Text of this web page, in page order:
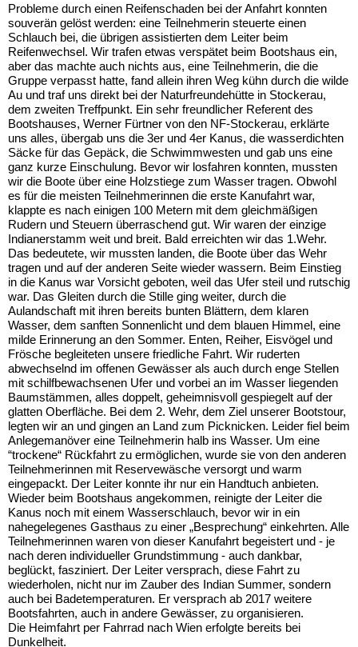
Probleme durch einen Reifenschaden bei der Anfahrt konnten
souverän gelöst werden: eine Teilnehmerin steuerte einen
Schlauch bei, die übrigen assistierten dem Leiter beim
Reifenwechsel. Wir trafen etwas verspätet beim Bootshaus ein,
aber das machte auch nichts aus, eine Teilnehmerin, die die
Gruppe verpasst hatte, fand allein ihren Weg kühn durch die wilde
Au und traf uns direkt bei der Naturfreundehütte in Stockerau,
dem zweiten Treffpunkt. Ein sehr freundlicher Referent des
Bootshauses, Werner Fürtner von den NF-Stockerau, erklärte
uns alles, übergab uns die 3er und 4er Kanus, die wasserdichten
Säcke für das Gepäck, die Schwimmwesten und gab uns eine
ganz kurze Einschulung. Bevor wir losfahren konnten, mussten
wir die Boote über eine Holzstiege zum Wasser tragen. Obwohl
es für die meisten Teilnehmerinnen die erste Kanufahrt war,
klappte es nach einigen 100 Metern mit dem gleichmäßigen
Rudern und Steuern überraschend gut. Wir waren der einzige
Indianerstamm weit und breit. Bald erreichten wir das 1.Wehr.
Das bedeutete, wir mussten landen, die Boote über das Wehr
tragen und auf der anderen Seite wieder wassern. Beim Einstieg
in die Kanus war Vorsicht geboten, weil das Ufer steil und rutschig
war. Das Gleiten durch die Stille ging weiter, durch die
Aulandschaft mit ihren bereits bunten Blättern, dem klaren
Wasser, dem sanften Sonnenlicht und dem blauen Himmel, eine
milde Erinnerung an den Sommer. Enten, Reiher, Eisvögel und
Frösche begleiteten unsere friedliche Fahrt. Wir ruderten
abwechselnd im offenen Gewässer als auch durch enge Stellen
mit schilfbewachsenen Ufer und vorbei an im Wasser liegenden
Baumstämmen, alles doppelt, geheimnisvoll gespiegelt auf der
glatten Oberfläche. Bei dem 2. Wehr, dem Ziel unserer Bootstour,
legten wir an und gingen an Land zum Picknicken. Leider fiel beim
Anlegemanöver eine Teilnehmerin halb ins Wasser. Um eine
“trockene“ Rückfahrt zu ermöglichen, wurde sie von den anderen
Teilnehmerinnen mit Reservewäsche versorgt und warm
eingepackt. Der Leiter konnte ihr nur ein Handtuch anbieten.
Wieder beim Bootshaus angekommen, reinigte der Leiter die
Kanus noch mit einem Wasserschlauch, bevor wir in ein
nahegelegenes Gasthaus zu einer „Besprechung“ einkehrten. Alle
Teilnehmerinnen waren von dieser Kanufahrt begeistert und - je
nach deren individueller Grundstimmung - auch dankbar,
beglückt, fasziniert. Der Leiter versprach, diese Fahrt zu
wiederholen, nicht nur im Zauber des Indian Summer, sondern
auch bei Badetemperaturen. Er versprach ab 2017 weitere
Bootsfahrten, auch in andere Gewässer, zu organisieren.
Die Heimfahrt per Fahrrad nach Wien erfolgte bereits bei
Dunkelheit.